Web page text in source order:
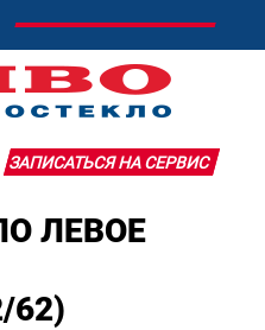
ЗАПИСАТЬСЯ НА СЕРВИС
ЛЕВОЕ
62)